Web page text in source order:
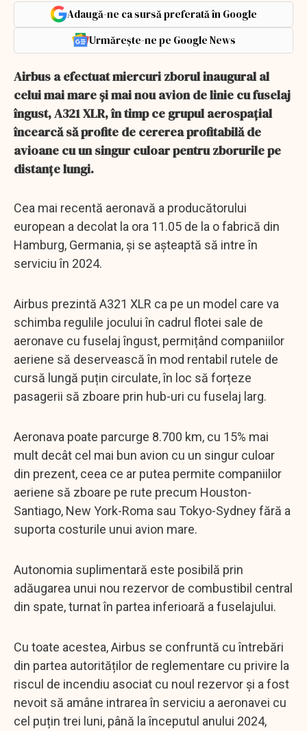
Adaugă-ne ca sursă preferată în Google
Urmărește-ne pe Google News
Airbus a efectuat miercuri zborul inaugural al
celui mai mare și mai nou avion de linie cu fuselaj
îngust, A321 XLR, în timp ce grupul aerospațial
încearcă să profite de cererea profitabilă de
avioane cu un singur culoar pentru zborurile pe
distanțe lungi.
Cea mai recentă aeronavă a producătorului
european a decolat la ora 11.05 de la o fabrică din
Hamburg, Germania, și se așteaptă să intre în
serviciu în 2024.
Airbus prezintă A321 XLR ca pe un model care va
schimba regulile jocului în cadrul flotei sale de
aeronave cu fuselaj îngust, permițând companiilor
aeriene să deservească în mod rentabil rutele de
cursă lungă puțin circulate, în loc să forțeze
pasagerii să zboare prin hub-uri cu fuselaj larg.
Aeronava poate parcurge 8.700 km, cu 15% mai
mult decât cel mai bun avion cu un singur culoar
din prezent, ceea ce ar putea permite companiilor
aeriene să zboare pe rute precum Houston-
Santiago, New York-Roma sau Tokyo-Sydney fără a
suporta costurile unui avion mare.
Autonomia suplimentară este posibilă prin
adăugarea unui nou rezervor de combustibil central
din spate, turnat în partea inferioară a fuselajului.
Cu toate acestea, Airbus se confruntă cu întrebări
din partea autorităților de reglementare cu privire la
riscul de incendiu asociat cu noul rezervor și a fost
nevoit să amâne intrarea în serviciu a aeronavei cu
cel puțin trei luni, până la începutul anului 2024,